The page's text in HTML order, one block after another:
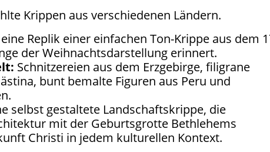
Krippen aus verschiedenen Ländern.
Replik einer einfachen Ton-Krippe aus dem
der Weihnachtsdarstellung erinnert.
Schnitzereien aus dem Erzgebirge, filigrane
bunt bemalte Figuren aus Peru und
selbst gestaltete Landschaftskrippe, die
mit der Geburtsgrotte Bethlehems
Christi in jedem kulturellen Kontext.